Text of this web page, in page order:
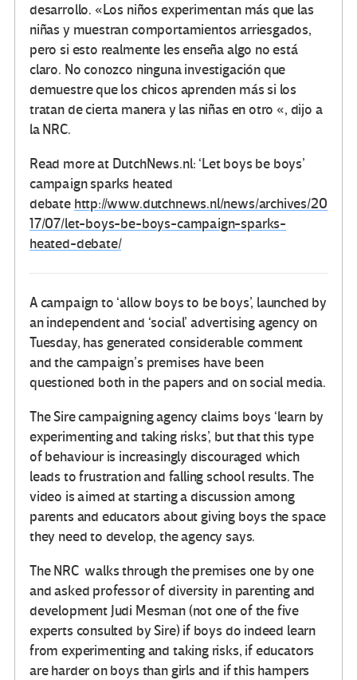
desarrollo. «Los niños experimentan más que las
niñas y muestran comportamientos arriesgados,
pero si esto realmente les enseña algo no está
claro. No conozco ninguna investigación que
demuestre que los chicos aprenden más si los
tratan de cierta manera y las niñas en otro «, dijo a
la NRC.
Read more at DutchNews.nl: ‘Let boys be boys’
campaign sparks heated
debate http://www.dutchnews.nl/news/archives/20
17/07/let-boys-be-boys-campaign-sparks-
heated-debate/
A campaign to ‘allow boys to be boys’, launched by
an independent and ‘social’ advertising agency on
Tuesday, has generated considerable comment
and the campaign’s premises have been
questioned both in the papers and on social media.
The Sire campaigning agency claims boys ‘learn by
experimenting and taking risks’, but that this type
of behaviour is increasingly discouraged which
leads to frustration and falling school results. The
video is aimed at starting a discussion among
parents and educators about giving boys the space
they need to develop, the agency says.
The NRC walks through the premises one by one
and asked professor of diversity in parenting and
development Judi Mesman (not one of the five
experts consulted by Sire) if boys do indeed learn
from experimenting and taking risks, if educators
are harder on boys than girls and if this hampers